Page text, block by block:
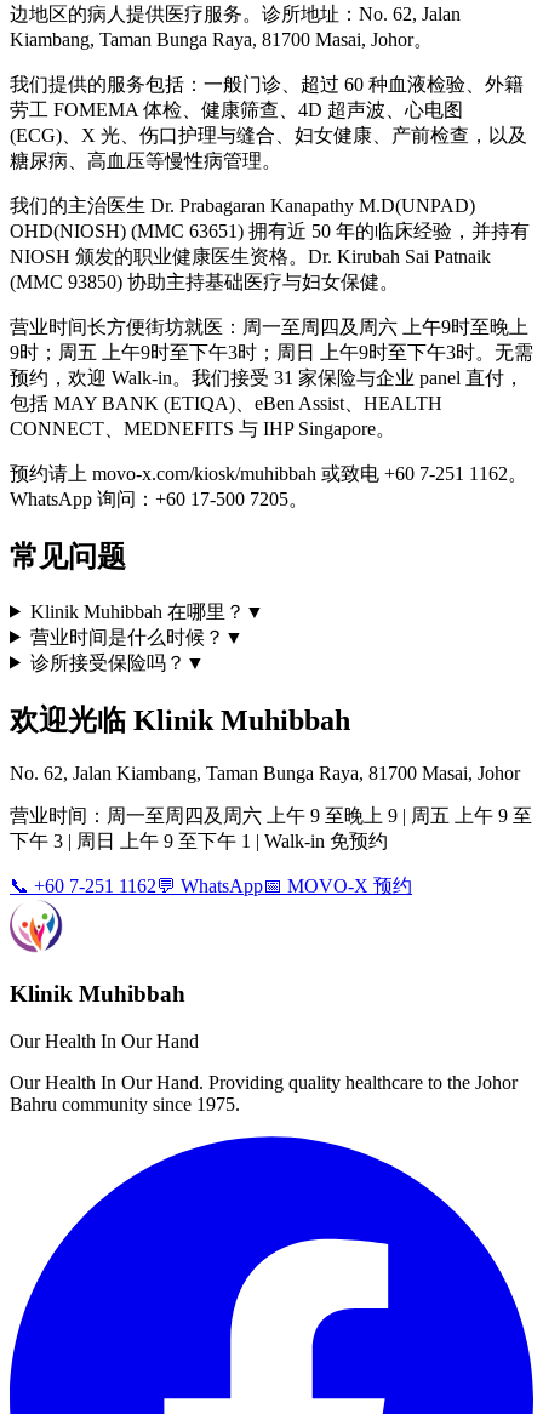
边地区的病人提供医疗服务。诊所地址：No. 62, Jalan
Kiambang, Taman Bunga Raya, 81700 Masai, Johor。
我们提供的服务包括：一般门诊、超过 60 种血液检验、外籍
劳工 FOMEMA 体检、健康筛查、4D 超声波、心电图
(ECG)、X 光、伤口护理与缝合、妇女健康、产前检查，以及
糖尿病、高血压等慢性病管理。
我们的主治医生 Dr. Prabagaran Kanapathy M.D(UNPAD)
OHD(NIOSH) (MMC 63651) 拥有近 50 年的临床经验，并持有
NIOSH 颁发的职业健康医生资格。Dr. Kirubah Sai Patnaik
(MMC 93850) 协助主持基础医疗与妇女保健。
营业时间长方便街坊就医：周一至周四及周六 上午9时至晚上
9时；周五 上午9时至下午3时；周日 上午9时至下午3时。无需
预约，欢迎 Walk-in。我们接受 31 家保险与企业 panel 直付，
包括 MAY BANK (ETIQA)、eBen Assist、HEALTH
CONNECT、MEDNEFITS 与 IHP Singapore。
预约请上 movo-x.com/kiosk/muhibbah 或致电 +60 7-251 1162。
WhatsApp 询问：+60 17-500 7205。
常见问题
Klinik Muhibbah 在哪里？ ▼
营业时间是什么时候？ ▼
诊所接受保险吗？ ▼
欢迎光临 Klinik Muhibbah
No. 62, Jalan Kiambang, Taman Bunga Raya, 81700 Masai, Johor
营业时间：周一至周四及周六 上午 9 至晚上 9 | 周五 上午 9 至
下午 3 | 周日 上午 9 至下午 1 | Walk-in 免预约
📞 +60 7-251 1162💬 WhatsApp📅 MOVO-X 预约
Klinik Muhibbah
Our Health In Our Hand
Our Health In Our Hand. Providing quality healthcare to the Johor
Bahru community since 1975.